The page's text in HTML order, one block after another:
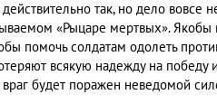
так, но дело
«Рыцаре мертвых».
помочь солдатам одолеть
всякую надежду на победу
враг будет поражен неведомой